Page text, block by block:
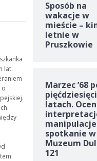
lat.
o
Sposób na
wakacje w
mieście –
letnie w
Pruszkowie
Marzec ’68
latach.
spotkanie w
Muzeum
121